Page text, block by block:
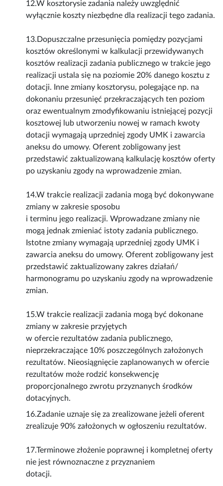
12.W kosztorysie zadania należy uwzględnić
wyłącznie koszty niezbędne dla realizacji tego zadania.
13.Dopuszczalne przesunięcia pomiędzy pozycjami
kosztów określonymi w kalkulacji przewidywanych
kosztów realizacji zadania publicznego w trakcie jego
realizacji ustala się na poziomie 20% danego kosztu z
dotacji. Inne zmiany kosztorysu, polegające np. na
dokonaniu przesunięć przekraczających ten poziom
oraz ewentualnym zmodyfikowaniu istniejącej pozycji
kosztowej lub utworzeniu nowej w ramach kwoty
dotacji wymagają uprzedniej zgody UMK i zawarcia
aneksu do umowy. Oferent zobligowany jest
przedstawić zaktualizowaną kalkulację kosztów oferty
po uzyskaniu zgody na wprowadzenie zmian.
14.W trakcie realizacji zadania mogą być dokonywane
zmiany w zakresie sposobu
i terminu jego realizacji. Wprowadzane zmiany nie
mogą jednak zmieniać istoty zadania publicznego.
Istotne zmiany wymagają uprzedniej zgody UMK i
zawarcia aneksu do umowy. Oferent zobligowany jest
przedstawić zaktualizowany zakres działań/
harmonogramu po uzyskaniu zgody na wprowadzenie
zmian.
15.W trakcie realizacji zadania mogą być dokonane
zmiany w zakresie przyjętych
w ofercie rezultatów zadania publicznego,
nieprzekraczające 10% poszczególnych założonych
rezultatów. Nieosiągnięcie zaplanowanych w ofercie
rezultatów może rodzić konsekwencję
proporcjonalnego zwrotu przyznanych środków
dotacyjnych.
16.Zadanie uznaje się za zrealizowane jeżeli oferent
zrealizuje 90% założonych w ogłoszeniu rezultatów.
17.Terminowe złożenie poprawnej i kompletnej oferty
nie jest równoznaczne z przyznaniem
dotacji.